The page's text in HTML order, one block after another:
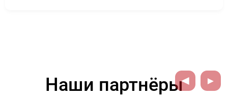
Наши партнёры